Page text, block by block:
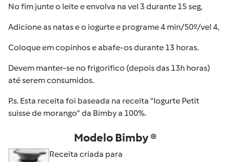
No fim junte o leite e envolva na vel 3 durante 15 seg,
Adicione as natas e o iogurte e programe 4 min/50º/vel 4,
Coloque em copinhos e abafe-os durante 13 horas.
Devem manter-se no frigorifico (depois das 13h horas)
até serem consumidos.
P.s. Esta receita foi baseada na receita "Iogurte Petit
suisse de morango" da Bimby a 100%.
Modelo Bimby ®
Receita criada para